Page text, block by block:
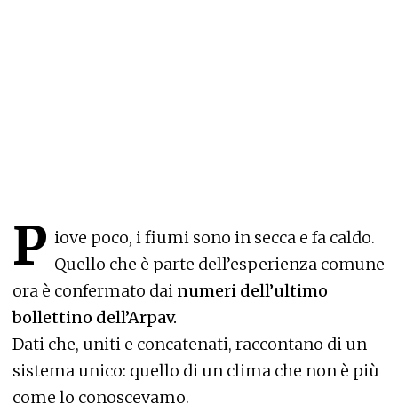
P iove poco, i fiumi sono in secca e fa caldo.
Quello che è parte dell’esperienza comune
ora è confermato dai numeri dell’ultimo
bollettino dell’Arpav.
Dati che, uniti e concatenati, raccontano di un
sistema unico: quello di un clima che non è più
come lo conoscevamo.